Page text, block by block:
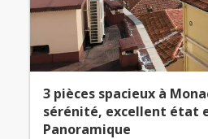
3 pièces spacieux à
sérénité, excellent état
Panoramique